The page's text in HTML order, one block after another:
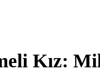
Kız: